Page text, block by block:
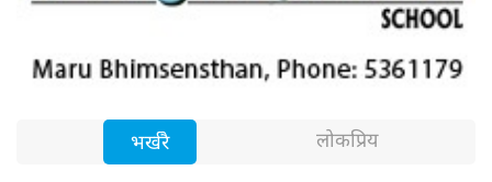
भर्खरै लोकप्रिय